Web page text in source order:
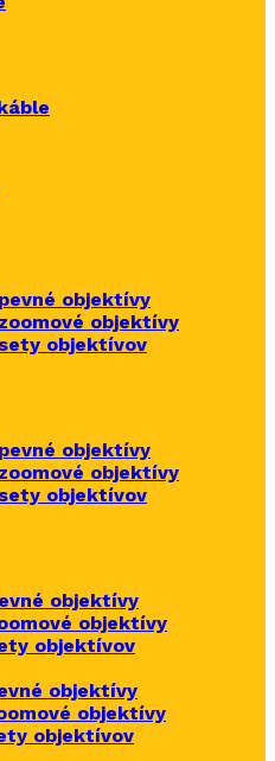
objektívy
objektívy
objektívov
objektívy
objektívy
objektívov
objektívy
objektívy
objektívov
objektívy
objektívy
objektívov